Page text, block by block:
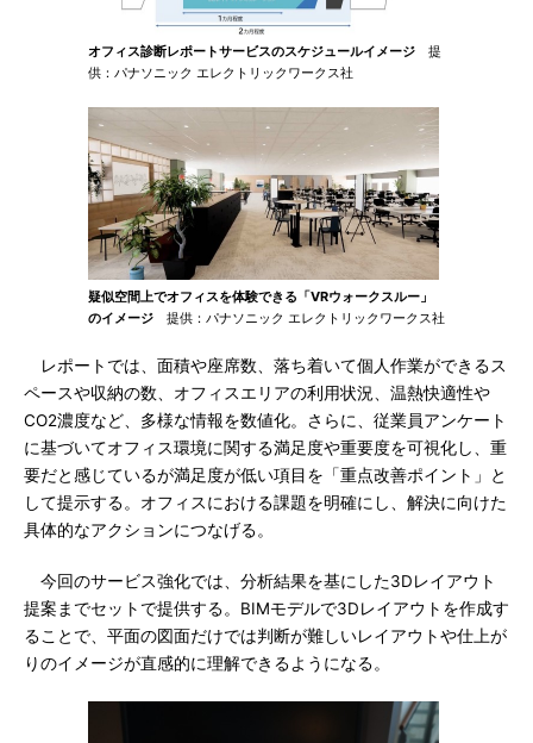
オフィス診断レポートサービスのスケジュールイメージ 提
供：パナソニック エレクトリックワークス社
疑似空間上でオフィスを体験できる「VRウォークスルー」
のイメージ 提供：パナソニック エレクトリックワークス社
レポートでは、面積や座席数、落ち着いて個人作業ができるス
ペースや収納の数、オフィスエリアの利用状況、温熱快適性や
CO2濃度など、多様な情報を数値化。さらに、従業員アンケート
に基づいてオフィス環境に関する満足度や重要度を可視化し、重
要だと感じているが満足度が低い項目を「重点改善ポイント」と
して提示する。オフィスにおける課題を明確にし、解決に向けた
具体的なアクションにつなげる。
今回のサービス強化では、分析結果を基にした3Dレイアウト
提案までセットで提供する。BIMモデルで3Dレイアウトを作成す
ることで、平面の図面だけでは判断が難しいレイアウトや仕上が
りのイメージが直感的に理解できるようになる。